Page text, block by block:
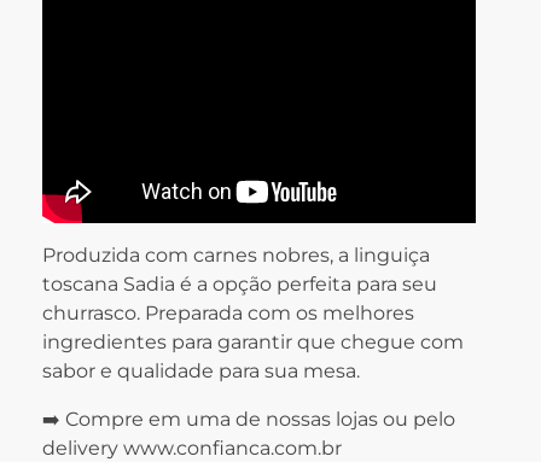
Produzida com carnes nobres, a linguiça
toscana Sadia é a opção perfeita para seu
churrasco. Preparada com os melhores
ingredientes para garantir que chegue com
sabor e qualidade para sua mesa.
➡️ Compre em uma de nossas lojas ou pelo
delivery www.confianca.com.br